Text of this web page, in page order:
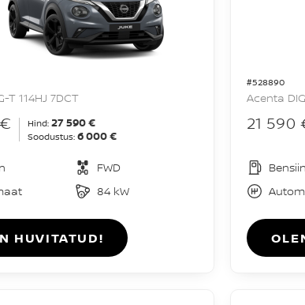
T 114HJ 7DCT
Hind: 27 590 €
Soodustus: 6 000 €
FWD
84 kW
HUVITATUD!
#528890
Acenta
21 590
Bensiin